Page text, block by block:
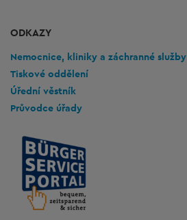
ODKAZY
Nemocnice, kliniky a záchranné služby
Tiskové oddělení
Úřední věstník
Průvodce úřady